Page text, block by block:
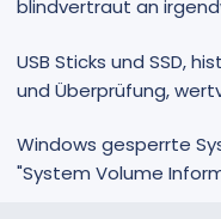
blindvertraut an
USB Sticks und SSD,
und Überprüfung,
Windows gesperrte
"System Volume